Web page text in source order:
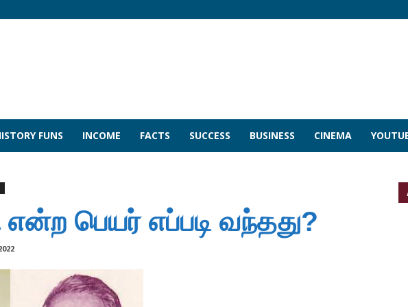
FUNS INCOME FACTS SUCCESS BUSINESS CINEMA
என்ற பெயர் எப்படி வந்தது?